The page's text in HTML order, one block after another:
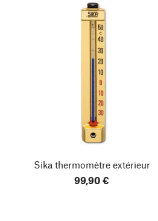
Sika thermomètre extérieur
99,90 €